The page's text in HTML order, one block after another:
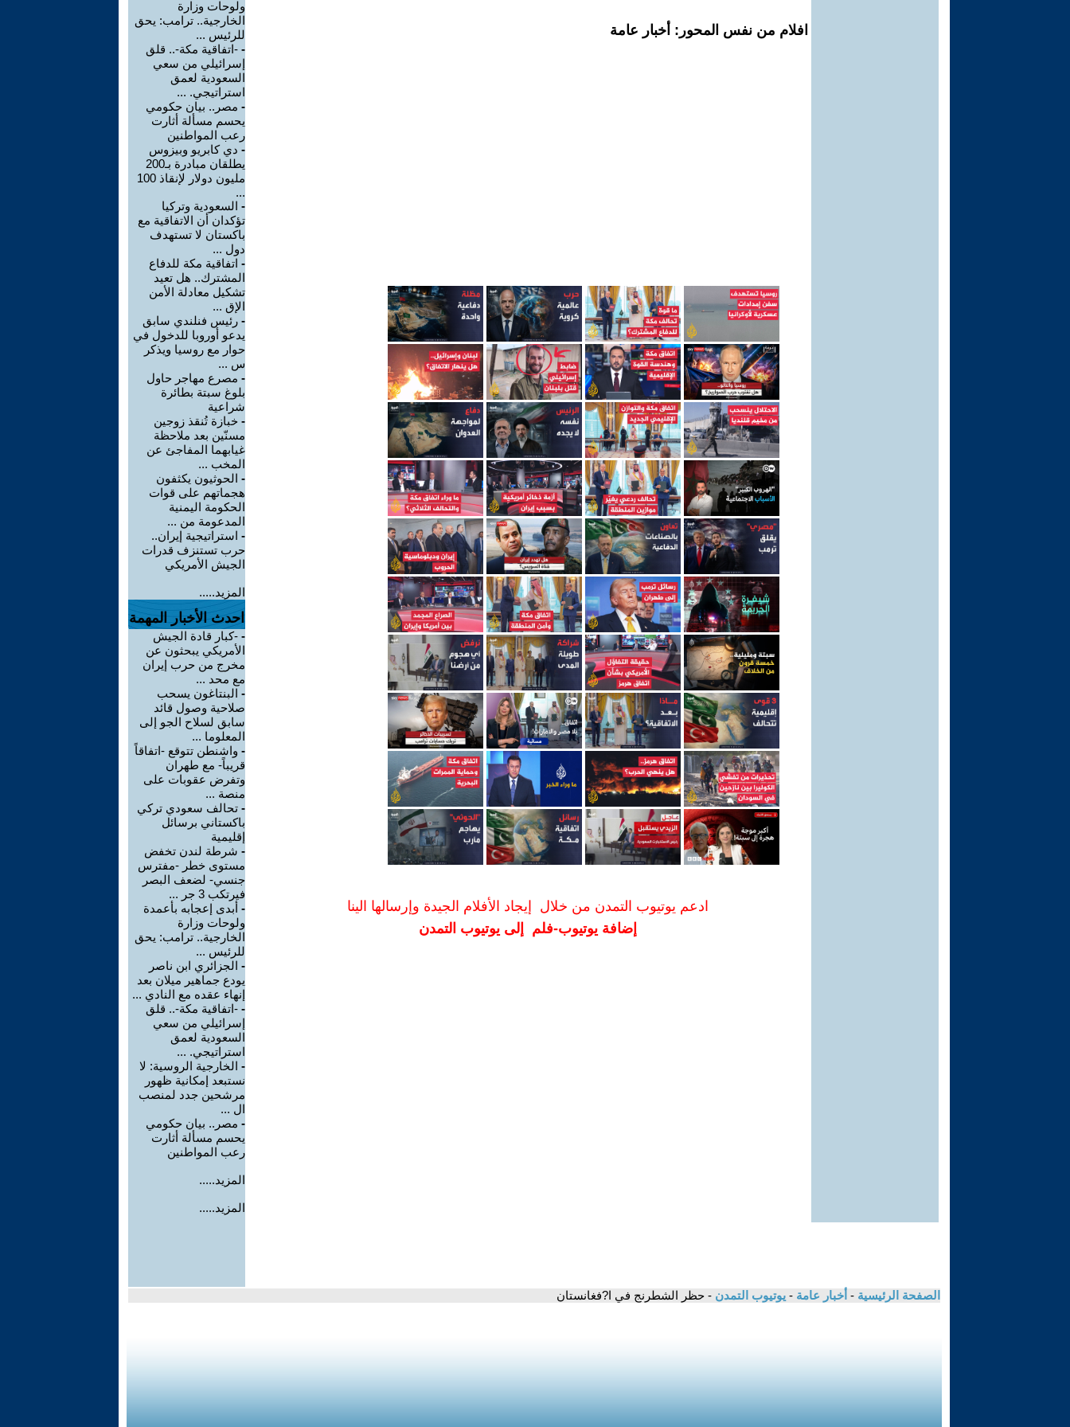
افلام من نفس المحور: أخبار عامة
ادعم يوتيوب التمدن من خلال إيجاد الأفلام الجيدة وإرسالها الينا
إضافة يوتيوب-فلم إلى يوتيوب التمدن
ولوحات وزارة
الخارجية.. ترامب: يحق
للرئيس ...
- -اتفاقية مكة-.. قلق
إسرائيلي من سعي
السعودية لعمق
استراتيجي. ...
- مصر.. بيان حكومي
يحسم مسألة أثارت
رعب المواطنين
- دي كابريو وبيزوس
يطلقان مبادرة بـ200
مليون دولار لإنقاذ 100
...
- السعودية وتركيا
تؤكدان أن الاتفاقية مع
باكستان لا تستهدف
دول ...
- اتفاقية مكة للدفاع
المشترك.. هل تعيد
تشكيل معادلة الأمن
الإق ...
- رئيس فنلندي سابق
يدعو أوروبا للدخول في
حوار مع روسيا ويذكر
س ...
- مصرع مهاجر حاول
بلوغ سبتة بطائرة
شراعية
- خبازة تُنقذ زوجين
مسنّين بعد ملاحظة
غيابهما المفاجئ عن
المخب ...
- الحوثيون يكثفون
هجماتهم على قوات
الحكومة اليمنية
المدعومة من ...
- استراتيجية إيران..
حرب تستنزف قدرات
الجيش الأمريكي
المزيد.....
احدث الأخبار المهمة
- -كبار قادة الجيش
الأمريكي يبحثون عن
مخرج من حرب إيران
مع محد ...
- البنتاغون يسحب
صلاحية وصول قائد
سابق لسلاح الجو إلى
المعلوما ...
- واشنطن تتوقع -اتفاقاً
قريباً- مع طهران
وتفرض عقوبات على
منصة ...
- تحالف سعودي تركي
باكستاني برسائل
إقليمية
- شرطة لندن تخفض
مستوى خطر -مفترس
جنسي- لضعف البصر
فيرتكب 3 جر ...
- أبدى إعجابه بأعمدة
ولوحات وزارة
الخارجية.. ترامب: يحق
للرئيس ...
- الجزائري ابن ناصر
يودع جماهير ميلان بعد
إنهاء عقده مع النادي ...
- -اتفاقية مكة-.. قلق
إسرائيلي من سعي
السعودية لعمق
استراتيجي. ...
- الخارجية الروسية: لا
نستبعد إمكانية ظهور
مرشحين جدد لمنصب
ال ...
- مصر.. بيان حكومي
يحسم مسألة أثارت
رعب المواطنين
المزيد.....
المزيد.....
الصفحة الرئيسية - أخبار عامة - يوتيوب التمدن - حظر الشطرنج في ا?فغانستان